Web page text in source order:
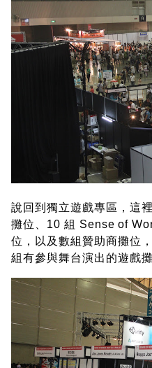
說回到獨立遊戲專區，這
攤位、10 組 Sense of
位，以及數組贊助商攤位
組有參與舞台演出的遊戲攤